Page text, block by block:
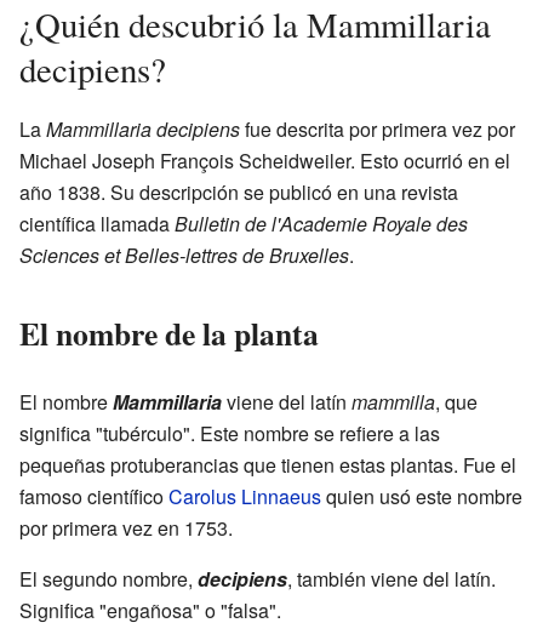
¿Quién descubrió la Mammillaria
decipiens?
LaMammillaria decipiensfue descrita por primera vez por
Michael Joseph François Scheidweiler. Esto ocurrió en el
año 1838. Su descripción se publicó en una revista
científica llamadaBulletin de l'Academie Royale des
Sciences et Belles-lettres de Bruxelles.
El nombre de la planta
El nombreMammillariaviene del latín mammilla, que
significa "tubérculo". Este nombre se refiere a las
pequeñas protuberancias que tienen estas plantas. Fue el
famoso científicoCarolus Linnaeusquien usó este nombre
por primera vez en 1753.
El segundo nombre, decipiens, también viene del latín.
Significa "engañosa" o "falsa".